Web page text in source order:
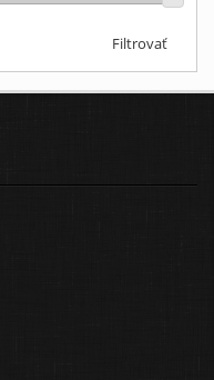
Filtrovať